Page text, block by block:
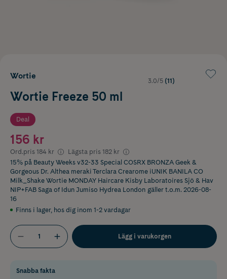
Wortie
3.0/5 (11)
Wortie Freeze 50 ml
Deal
156 kr
Ord.pris 184 kr Lägsta pris 182 kr
15% på Beauty Weeks v32-33 Special COSRX BRONZA Geek &
Gorgeous Dr. Althea meraki Terclara Crearome iUNIK BANILA CO
Milk_Shake Wortie MONDAY Haircare Kisby Laboratoires Sjö & Hav
NIP+FAB Saga of Idun Jumiso Hydrea London gäller t.o.m. 2026-08-
16
Finns i lager, hos dig inom 1-2 vardagar
Lägg i varukorgen
Snabba fakta